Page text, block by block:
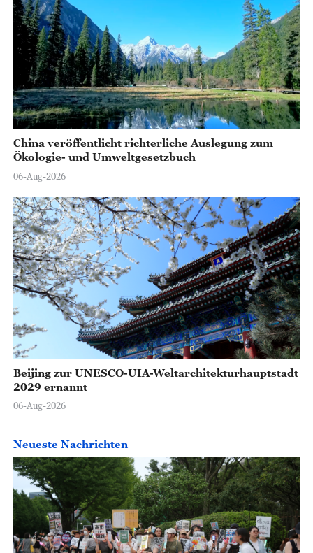
China veröffentlicht richterliche Auslegung zum
Ökologie- und Umweltgesetzbuch
06-Aug-2026
Beijing zur UNESCO-UIA-Weltarchitekturhauptstadt
2029 ernannt
06-Aug-2026
Neueste Nachrichten